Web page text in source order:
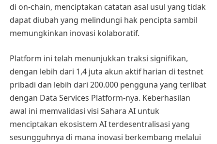
di on-chain, menciptakan catatan asal usul yang tidak
dapat diubah yang melindungi hak pencipta sambil
memungkinkan inovasi kolaboratif.
Platform ini telah menunjukkan traksi signifikan,
dengan lebih dari 1,4 juta akun aktif harian di testnet
pribadi dan lebih dari 200.000 pengguna yang terlibat
dengan Data Services Platform-nya. Keberhasilan
awal ini memvalidasi visi Sahara AI untuk
menciptakan ekosistem AI terdesentralisasi yang
sesungguhnya di mana inovasi berkembang melalui